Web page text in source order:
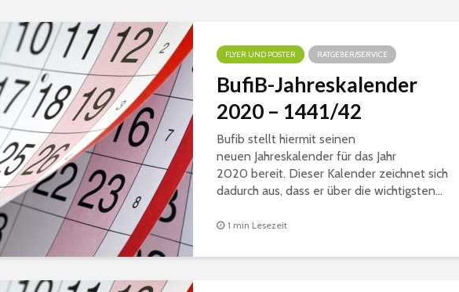
FLYER UND POSTER RATGEBER/SERVICE
BufiB-Jahreskalender
2020 – 1441/42
Bufib stellt hiermit seinen
neuen Jahreskalender für das Jahr
2020 bereit. Dieser Kalender zeichnet sich
dadurch aus, dass er über die wichtigsten...
1 min Lesezeit
Reformation und der
Identität
So. _12 _März
_2017AH 12-3-2017AD